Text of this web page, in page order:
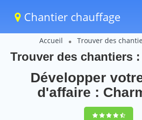
Chantier chauffage
Accueil Trouver des
Trouver des chantiers :
Développer
d'affaire :